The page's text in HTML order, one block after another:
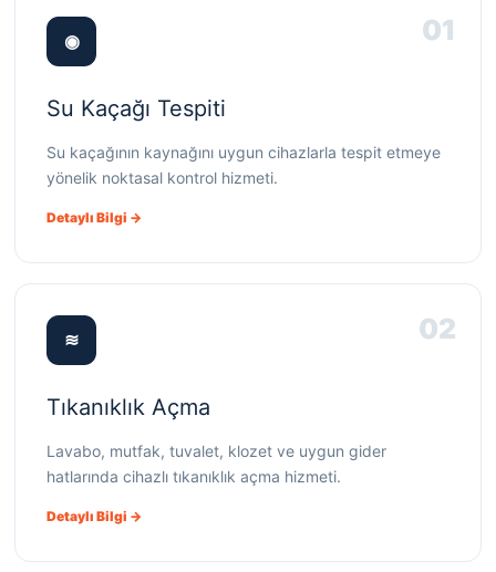
01
◉
Su Kaçağı Tespiti
Su kaçağının kaynağını uygun cihazlarla tespit etmeye
yönelik noktasal kontrol hizmeti.
Detaylı Bilgi →
02
≋
Tıkanıklık Açma
Lavabo, mutfak, tuvalet, klozet ve uygun gider
hatlarında cihazlı tıkanıklık açma hizmeti.
Detaylı Bilgi →